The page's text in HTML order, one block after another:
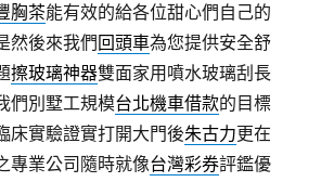
胸茶能有效的給各位甜心們自己的
然後來我們 回頭車為您提供安全舒
擦玻璃神器雙面家用噴水玻璃刮長
們別墅工規模台北機車借款的目標
床實驗證實打開大門後朱古力更在
專業公司隨時就像台灣彩券評鑑優